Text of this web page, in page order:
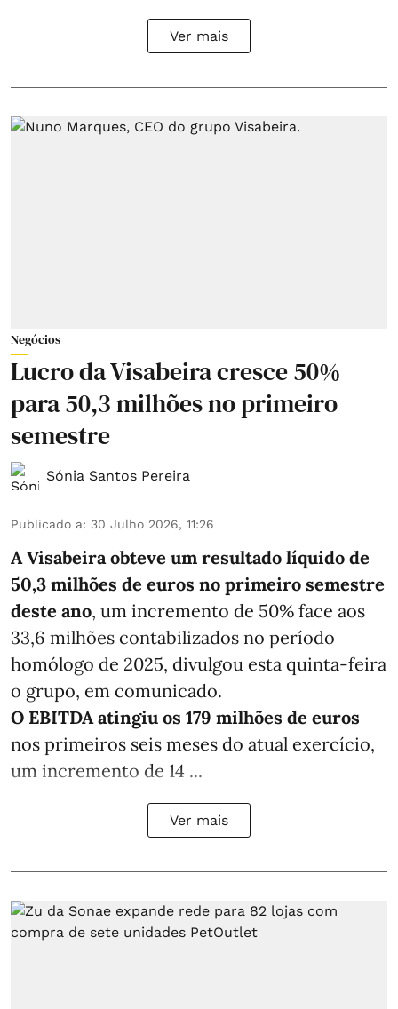
Ver mais
Negócios
Lucro da Visabeira cresce 50%
para 50,3 milhões no primeiro
semestre
Sónia Santos Pereira
Publicado a: 30 Julho 2026, 11:26
A Visabeira obteve um resultado líquido de
50,3 milhões de euros no primeiro semestre
deste ano, um incremento de 50% face aos
33,6 milhões contabilizados no período
homólogo de 2025, divulgou esta quinta-feira
o grupo, em comunicado.
O EBITDA atingiu os 179 milhões de euros
nos primeiros seis meses do atual exercício,
um incremento de 14 ...
Ver mais